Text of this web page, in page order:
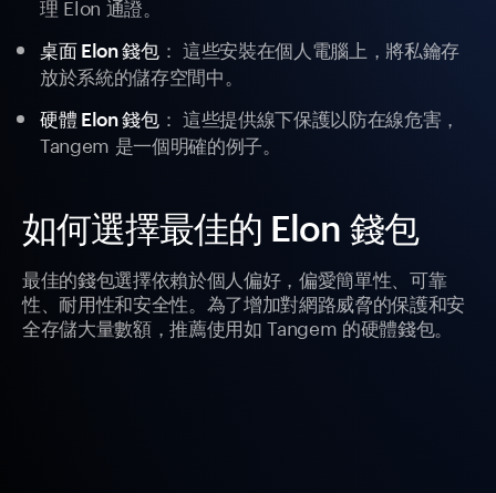
理 Elon 通證。
桌面 Elon 錢包： 這些安裝在個人電腦上，將私鑰存
放於系統的儲存空間中。
硬體 Elon 錢包： 這些提供線下保護以防在線危害，
Tangem 是一個明確的例子。
如何選擇最佳的 Elon 錢包
最佳的錢包選擇依賴於個人偏好，偏愛簡單性、可靠
性、耐用性和安全性。為了增加對網路威脅的保護和安
全存儲大量數額，推薦使用如 Tangem 的硬體錢包。